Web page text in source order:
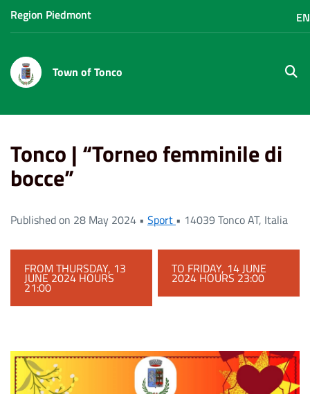
Region Piedmont
Town of Tonco
Tonco | “Torneo femminile di
bocce”
Published on 28 May 2024 • Sport • 14039 Tonco AT, Italia
FROM THURSDAY, 13
JUNE 2024 HOURS
21:00
TO FRIDAY, 14 JUNE
2024 HOURS 23:00